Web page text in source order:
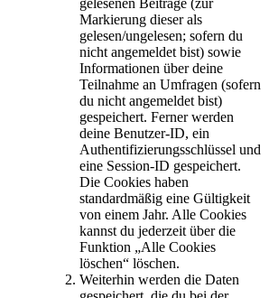
Markierung dieser als
gelesen/ungelesen; sofern du
nicht angemeldet bist) sowie
Informationen über deine
Teilnahme an Umfragen (sofern
du nicht angemeldet bist)
gespeichert. Ferner werden
deine Benutzer-ID, ein
Authentifizierungsschlüssel und
eine Session-ID gespeichert.
Die Cookies haben
standardmäßig eine Gültigkeit
von einem Jahr. Alle Cookies
kannst du jederzeit über die
Funktion „Alle Cookies
löschen“ löschen.
Weiterhin werden die Daten